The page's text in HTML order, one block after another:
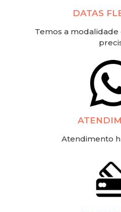
DATAS
Temos a
Atendimento